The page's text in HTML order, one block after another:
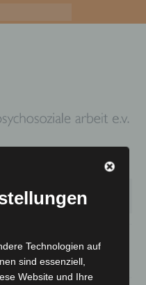
Technologien auf
sind essenziell,
Website und Ihre